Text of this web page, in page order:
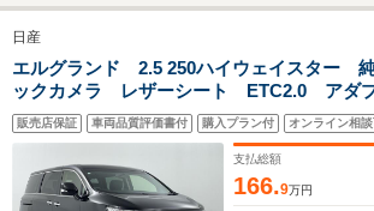
プロパイロット/ヘッ
ドランプ
LED/Bluetooth接続/
クルーズコントロール
純正フロアマット
インチアルミホイ
日産
エルグランド 2.5 250ハイウェイスター
ックカメラ レザーシート ETC2.0 アダ
ーズコントロール BSM 衝突軽減ブレー
ーター ベンチレーション ステアリング
ジタルインナーミラー BSM
販売店保証 車両品質評価書付 購入プラン付 オンライン相
支払総額
166.9万円